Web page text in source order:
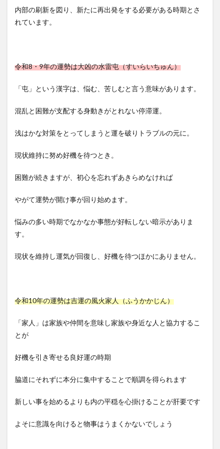
内部の刷新を図り、新たに再出発をする必要がある時期とさ
れています。
令和8・9年の運勢は大凶の水雷屯（すいらいちゅん）
「屯」という漢字は、悩む、苦しむと言う意味があります。
混乱と困難が支配する身動きがとれない停滞運。
浅はかな対策をとってしまうと運を破りトラブルの元に。
現状維持に努め好機を待つとき。
困難が続きますが、初心を忘れずあきらめなければ
やがて運勢が開け事が回り始めます。
悩みの多い時期でなかなか事態が好転しない暗示がありま
す。
現状を維持し運気が回復し、好機を待つほかにありません。
令和10年の運勢は吉運の風火家人（ふうかかじん）
「家人」は家族や仲間を意味し家族や身近な人と協力するこ
とが
好機を引き寄せる良好運の時期
脇道にそれずに本分に集中することで順調を得られます
新しい事を始めるよりも内の平穏を心掛けることが肝要です
よそに意識を向けると物事はうまくかないでしょう